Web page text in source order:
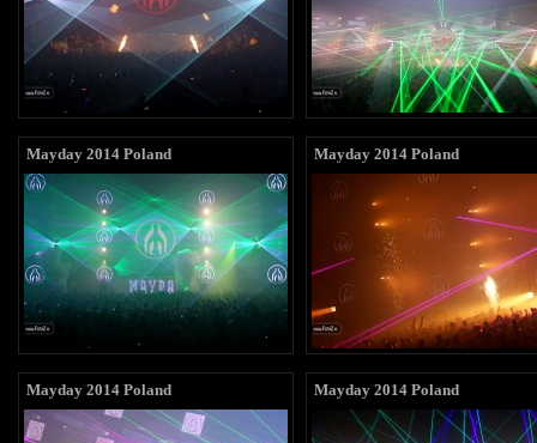
Mayday 2014 Poland Mayday 2014 Poland
Mayday 2014 Poland Mayday 2014 Poland